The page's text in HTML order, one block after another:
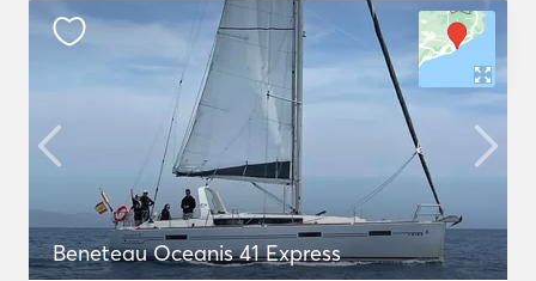
Beneteau Oceanis 41 Express